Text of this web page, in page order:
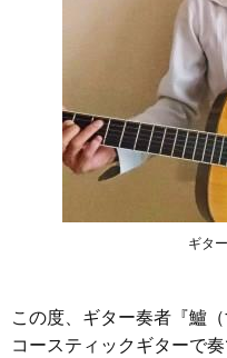
この度、ギター奏者『鱸
コースティックギターで
ギタ